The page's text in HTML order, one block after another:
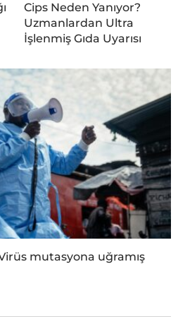
Cips Neden Yanıyor?
Uzmanlardan Ultra
İşlenmiş Gıda Uyarısı
mutasyona uğramış